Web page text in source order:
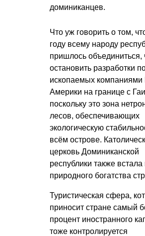
доминиканцев.
Что уж говорить о том,
году всему народу
пришлось объединиться,
остановить разработки
ископаемых компаниями
Америки на границе с
поскольку это зона
лесов, обеспечивающих
экологическую
всём острове.
церковь Доминиканской
республики также
природного богатства
Туристическая сфера,
приносит стране самый
процент иностранного
тоже контролируется